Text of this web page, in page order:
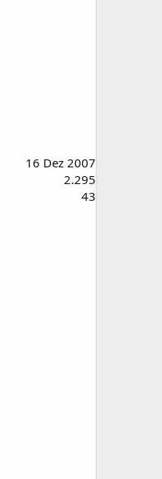
16 Dez 2007
2.295
43